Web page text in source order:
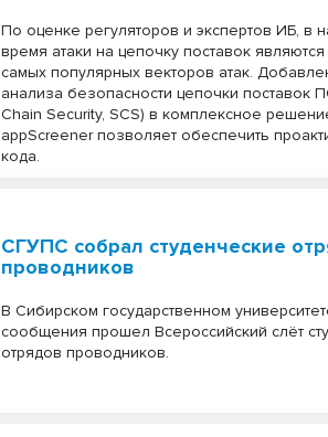
По оценке регуляторов и экспертов ИБ, в
время атаки на цепочку поставок
самых популярных векторов атак.
анализа безопасности цепочки поставок
Chain Security, SCS) в комплексное
appScreener позволяет обеспечить
кода.
СГУПС собрал студенческие
проводников
В Сибирском государственном
сообщения прошел Всероссийский слёт
отрядов проводников.